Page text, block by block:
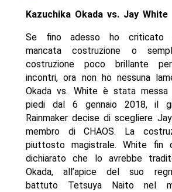
Kazuchika Okada vs. Jay White
Se fino adesso ho criticato
mancata costruzione o
costruzione poco brillante
incontri, ora non ho nessuna
Okada vs. White è stata messa
piedi dal 6 gennaio 2018, il
Rainmaker decise di scegliere
membro di CHAOS. La
piuttosto magistrale. White fin
dichiarato che lo avrebbe
Okada, all’apice del suo
battuto Tetsuya Naito nel